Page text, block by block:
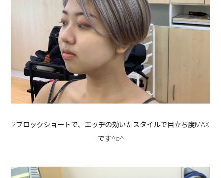
2ブロックショートで、エッヂの効いたスタイルで目立ち度MAX
です^o^